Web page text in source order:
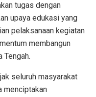
tugas dengan
upaya edukasi yang
pelaksanaan kegiatan
membangun
Tengah.
seluruh masyarakat
menciptakan